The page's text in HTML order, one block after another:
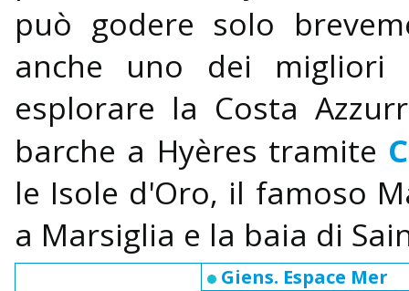
può godere solo
anche uno dei
esplorare la Costa
barche a Hyères tramite
le Isole d'Oro, il famoso
a Marsiglia e la baia di
Giens. Espace Mer